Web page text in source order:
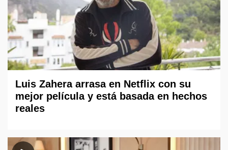
Luis Zahera arrasa en Netflix con su
mejor película y está basada en hechos
reales